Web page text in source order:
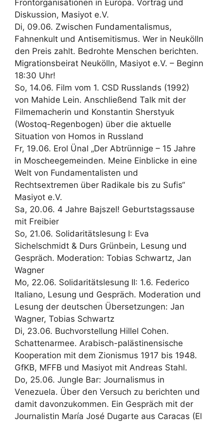
Frontorganisationen in Europa. Vortrag und
Diskussion, Masiyot e.V.
Di, 09.06. Zwischen Fundamentalismus,
Fahnenkult und Antisemitismus. Wer in Neukölln
den Preis zahlt. Bedrohte Menschen berichten.
Migrationsbeirat Neukölln, Masiyot e.V. – Beginn
18:30 Uhr!
So, 14.06. Film vom 1. CSD Russlands (1992)
von Mahide Lein. Anschließend Talk mit der
Filmemacherin und Konstantin Sherstyuk
(Wostoq-Regenbogen) über die aktuelle
Situation von Homos in Russland
Fr, 19.06. Erol Ünal „Der Abtrünnige – 15 Jahre
in Moscheegemeinden. Meine Einblicke in eine
Welt von Fundamentalisten und
Rechtsextremen über Radikale bis zu Sufis“
Masiyot e.V.
Sa, 20.06. 4 Jahre Bajszel! Geburtstagssause
mit Freibier
So, 21.06. Solidaritätslesung I: Eva
Sichelschmidt & Durs Grünbein, Lesung und
Gespräch. Moderation: Tobias Schwartz, Jan
Wagner
Mo, 22.06. Solidaritätslesung II: 1.6. Federico
Italiano, Lesung und Gespräch. Moderation und
Lesung der deutschen Übersetzungen: Jan
Wagner, Tobias Schwartz
Di, 23.06. Buchvorstellung Hillel Cohen.
Schattenarmee. Arabisch-palästinensische
Kooperation mit dem Zionismus 1917 bis 1948.
GfKB, MFFB und Masiyot mit Andreas Stahl.
Do, 25.06. Jungle Bar: Journalismus in
Venezuela. Über den Versuch zu berichten und
damit davonzukommen. Ein Gespräch mit der
Journalistin María José Dugarte aus Caracas (El